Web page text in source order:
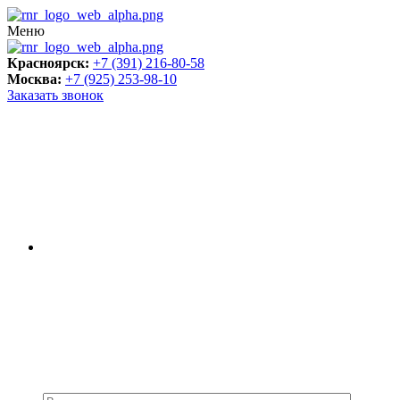
Меню
Красноярск: +7 (391) 216-80-58
Москва: +7 (925) 253-98-10
Заказать звонок